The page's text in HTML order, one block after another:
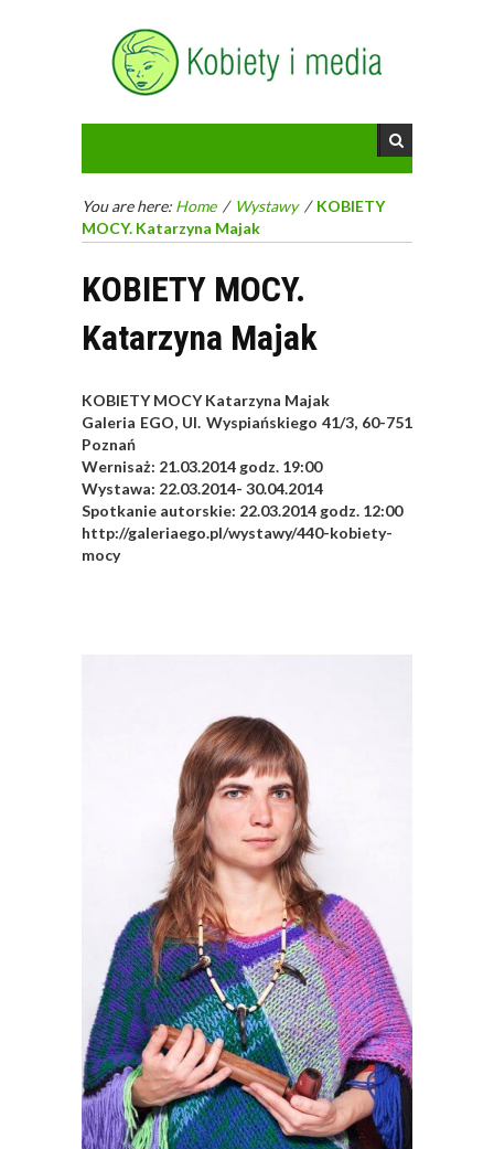
You are here: Home / Wystawy / KOBIETY
MOCY. Katarzyna Majak
KOBIETY MOCY.
Katarzyna Majak
KOBIETY MOCY Katarzyna Majak
Galeria EGO, Ul. Wyspiańskiego 41/3, 60-751
Poznań
Wernisaż: 21.03.2014 godz. 19:00
Wystawa: 22.03.2014- 30.04.2014
Spotkanie autorskie: 22.03.2014 godz. 12:00
http://galeriaego.pl/wystawy/440-kobiety-
mocy